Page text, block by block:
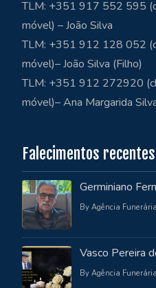
TLM: +351 917 552 595
móvel) – João Silva
TLM: +351 912 128 052
móvel)– João Silva (Filho)
TLM: +351 912 272920
móvel)– Ana Margarida
Falecimentos recentes
Germiniano
By Agência
Vasco Pereira
By Agência